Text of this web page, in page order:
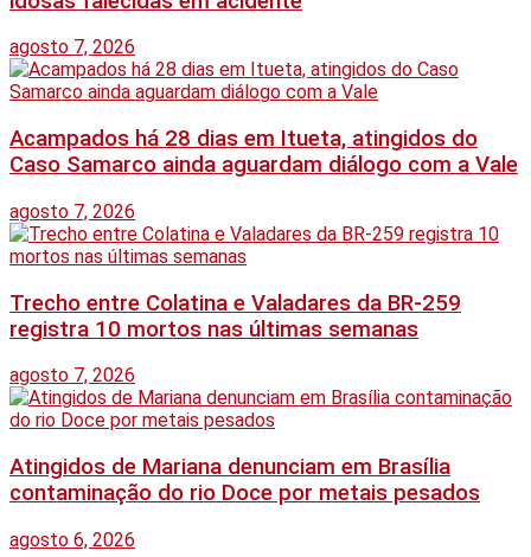
agosto 7, 2026
Acampados há 28 dias em Itueta, atingidos do
Caso Samarco ainda aguardam diálogo com a Vale
agosto 7, 2026
Trecho entre Colatina e Valadares da BR-259
registra 10 mortos nas últimas semanas
agosto 7, 2026
Atingidos de Mariana denunciam em Brasília
contaminação do rio Doce por metais pesados
agosto 6, 2026